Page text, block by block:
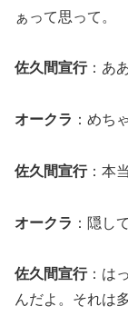
ぁって思って。
佐久間宣行：ああ
オークラ ：めち
佐久間宣行：本
オークラ ：隠し
佐久間宣行：は
んだよ。それは